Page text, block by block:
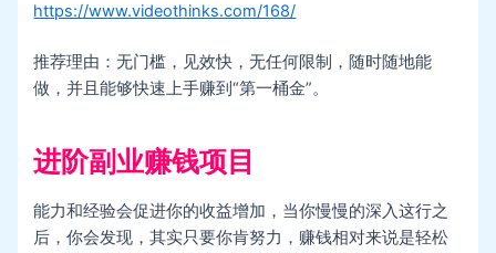
https://www.videothinks.com/168/
推荐理由：无门槛，见效快，无任何限制，随时随地能
做，并且能够快速上手赚到“第一桶金”。
进阶副业赚钱项目
能力和经验会促进你的收益增加，当你慢慢的深入这行之
后，你会发现，其实只要你肯努力，赚钱相对来说是轻松